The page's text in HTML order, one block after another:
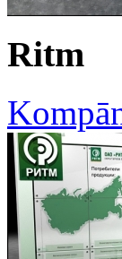
Ritm